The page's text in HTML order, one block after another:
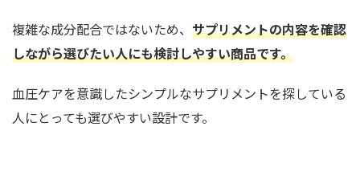
複雑な成分配合ではないため、 サプリメントの内容を確認
しながら選びたい人にも検討しやすい商品です。
血圧ケアを意識したシンプルなサプリメントを探している
人にとっても選びやすい設計です。